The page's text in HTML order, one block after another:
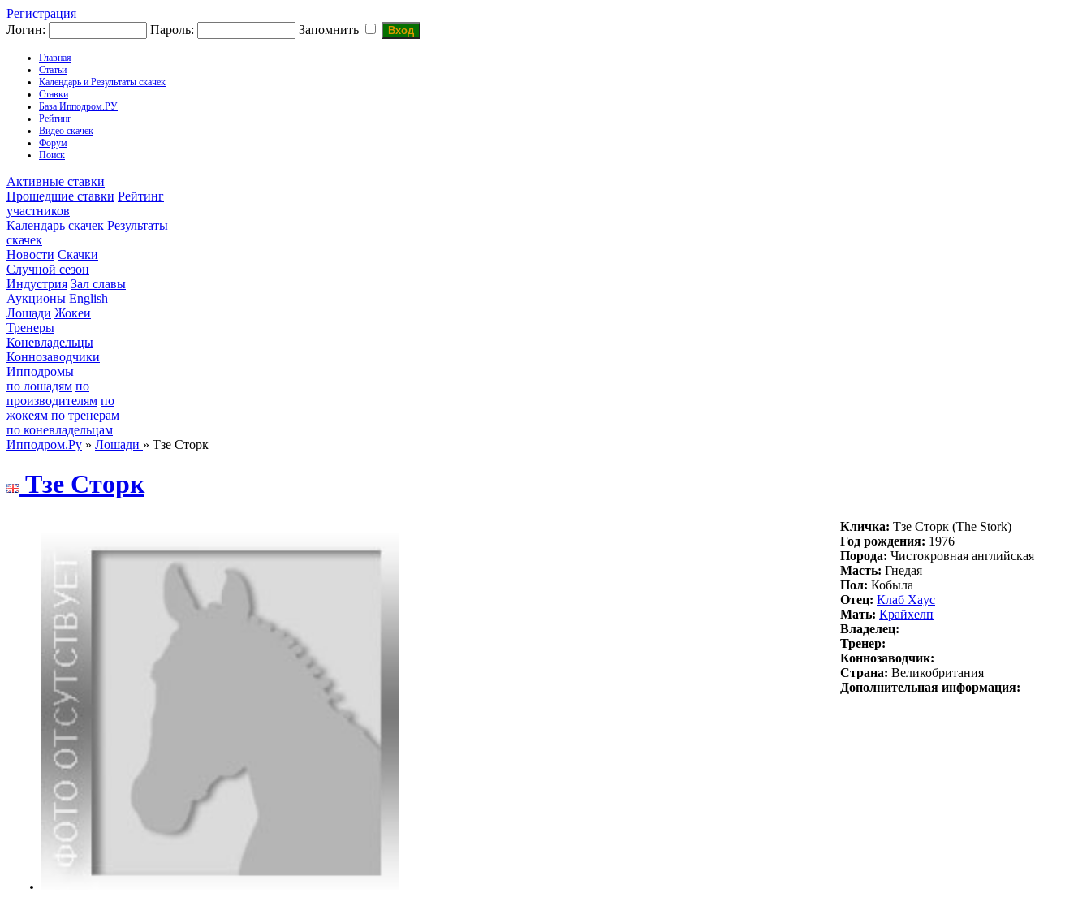
Регистрация
Логин:
Пароль: Запомнить
Главная
Статьи
Календарь и Результаты скачек
Ставки
База Ипподром.РУ
Рейтинг
Видео скачек
Форум
Поиск
Активные ставки
Прошедшие ставки Рейтинг
участников
Календарь скачек Результаты
скачек
Новости Скачки
Случной сезон
Индустрия Зал славы
Аукционы English
Лошади Жокеи
Тренеры
Коневладельцы
Коннозаводчики
Ипподромы
по лошадям по
производителям по
жокеям по тренерам
по коневладельцам
Ипподром.Ру » Лошади » Тзе Сторк
Tзе Сторк
Кличка: Tзе Сторк (The Stork)
Год рождения: 1976
Порода: Чистокровная английская
Масть: Гнедая
Пол: Кобыла
Отец: Клaб Xaуc
Мать: Кpaйxeлп
Владелец:
Тренер:
Коннозаводчик:
Страна: Великобритания
Дополнительная информация: